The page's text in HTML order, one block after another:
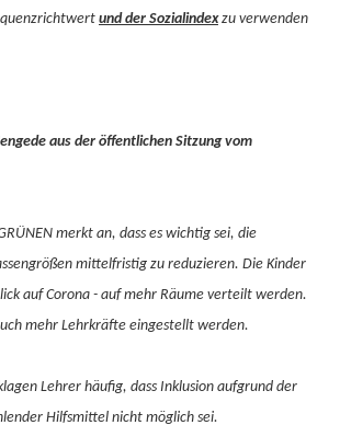
und der Sozialindexzu verwenden
aus der öffentlichen Sitzung vom
merkt an, dass es wichtig sei, die
mittelfristig zu reduzieren. Die Kinder
auf Corona - auf mehr Räume verteilt werden.
mehr Lehrkräfte eingestellt werden.
Lehrer häufig, dass Inklusion aufgrund der
Hilfsmittel nicht möglich sei.